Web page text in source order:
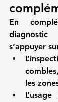
s’appuyer
les